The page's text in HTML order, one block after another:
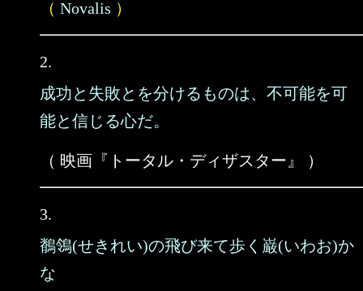
（ Novalis ）
2.
成功と失敗とを分けるものは、不可能を可
能と信じる心だ。
（ 映画『トータル・ディザスター』 ）
3.
鶺鴒(せきれい)の飛び来て歩く巌(いわお)か
な